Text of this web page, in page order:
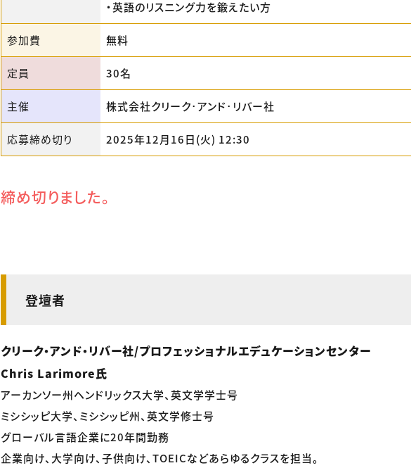
・英語のリスニング力を鍛えたい方
参加費 無料
定員 30名
主催 株式会社クリーク･アンド･リバー社
応募締め切り 2025年12月16日(火) 12:30
締め切りました。
登壇者
クリーク・アンド・リバー社/プロフェッショナルエデュケーションセンター
Chris Larimore氏
アーカンソー州ヘンドリックス大学、英文学学士号
ミシシッピ大学、ミシシッピ州、英文学修士号
グローバル言語企業に20年間勤務
企業向け、大学向け、子供向け、TOEICなどあらゆるクラスを担当。